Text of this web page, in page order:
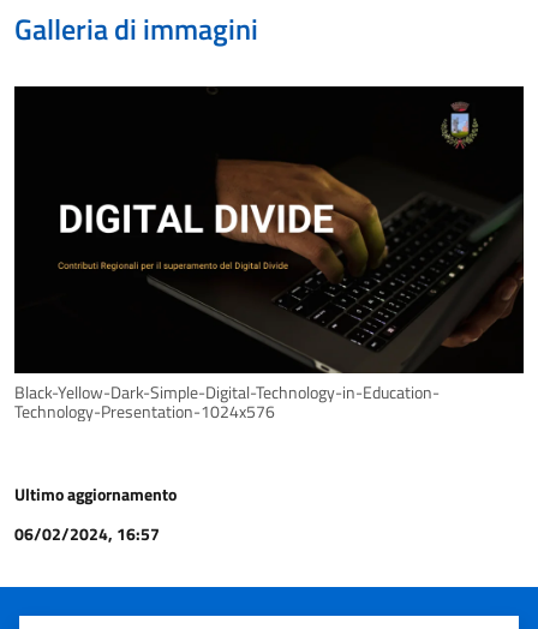
Galleria di immagini
Black-Yellow-Dark-Simple-Digital-Technology-in-Education-
Technology-Presentation-1024x576
Ultimo aggiornamento
06/02/2024, 16:57